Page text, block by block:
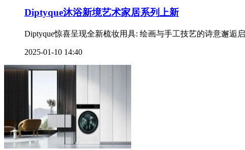
Diptyque沐浴新境艺术家居系列上新
Diptyque惊喜呈现全新梳妆用具: 绘画与手工技艺的诗意邂逅
2025-01-10 14:40